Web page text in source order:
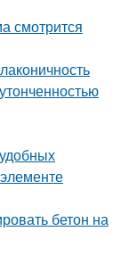
смотрится
бетон на